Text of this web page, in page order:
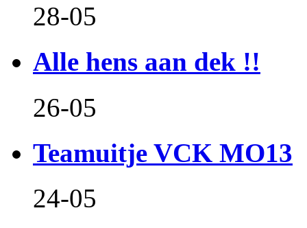
28-05
Alle hens aan dek !!
26-05
Teamuitje VCK MO13
24-05